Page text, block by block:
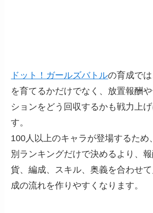
ドット！ガールズバトルの育成で
を育てるかだけでなく、放置報酬
ションをどう回収するかも戦力上
す。
100人以上のキャラが登場するため
別ランキングだけで決めるより、
貨、編成、スキル、奥義を合わせ
成の流れを作りやすくなります。